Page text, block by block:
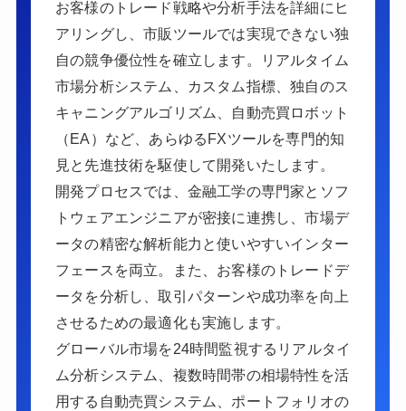
お客様のトレード戦略や分析手法を詳細にヒ
アリングし、市販ツールでは実現できない独
自の競争優位性を確立します。リアルタイム
市場分析システム、カスタム指標、独自のス
キャニングアルゴリズム、自動売買ロボット
（EA）など、あらゆるFXツールを専門的知
見と先進技術を駆使して開発いたします。
開発プロセスでは、金融工学の専門家とソフ
トウェアエンジニアが密接に連携し、市場デ
ータの精密な解析能力と使いやすいインター
フェースを両立。また、お客様のトレードデ
ータを分析し、取引パターンや成功率を向上
させるための最適化も実施します。
グローバル市場を24時間監視するリアルタイ
ム分析システム、複数時間帯の相場特性を活
用する自動売買システム、ポートフォリオの